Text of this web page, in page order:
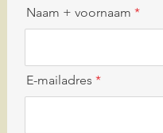
Naam + voornaam
E-mailadres